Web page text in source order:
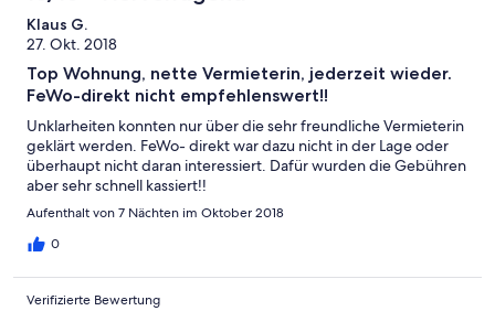
Klaus G.
27. Okt. 2018
Top Wohnung, nette Vermieterin, jederzeit wieder.
FeWo-direkt nicht empfehlenswert!!
Unklarheiten konnten nur über die sehr freundliche Vermieterin
geklärt werden. FeWo- direkt war dazu nicht in der Lage oder
überhaupt nicht daran interessiert. Dafür wurden die Gebühren
aber sehr schnell kassiert!!
Aufenthalt von 7 Nächten im Oktober 2018
0
Verifizierte Bewertung